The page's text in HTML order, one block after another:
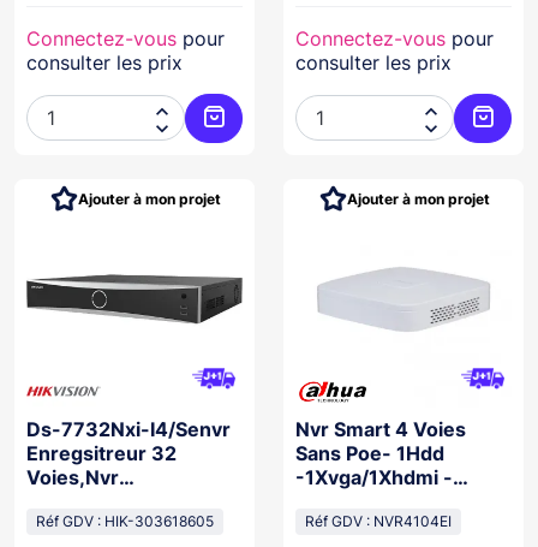
Connectez-vous pour
consulter les prix


Ajouter au panier
Connectez-vous pour
consulter les prix


Ds-7732Nxi-I4/Senvr
Enregsitreur 32
Voies,Nvr
Hdmi+Vga, 4K
Réf GDV : HIK-303618605
Ajouter à mon projet
Nvr Smart 4 Voies
Sans Poe- 1Hdd
-1Xvga/1Xhdmi -
Réf GDV : NVR4104EI
Ajouter à mon projet